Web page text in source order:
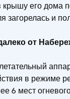
крышу его дома
загорелась и
от
в режиме
6 мест